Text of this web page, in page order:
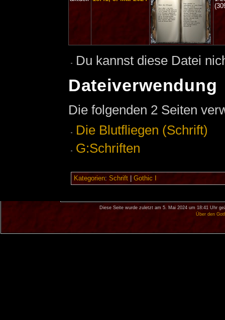
Du kannst diese Datei
Dateiverwendung
Die folgenden 2 Seiten
Die Blutfliegen (Schrift)
G:Schriften
Kategorien: Schrift| Gothic I
Diese Seite wurde zuletzt am 5. Mai 2024 um 18:41 Uhr
Über den